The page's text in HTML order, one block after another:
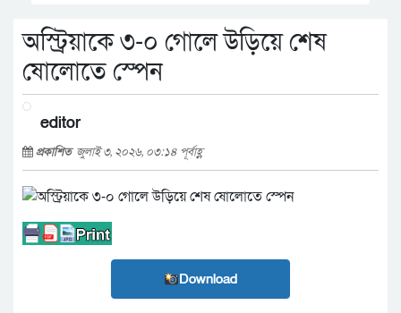
অস্ট্রিয়াকে ৩-০ গোলে উড়িয়ে শেষ
ষোলোতে স্পেন
editor
প্রকাশিত জুলাই ৩, ২০২৬, ০৩:১৪ পূর্বাহ্ণ
Download